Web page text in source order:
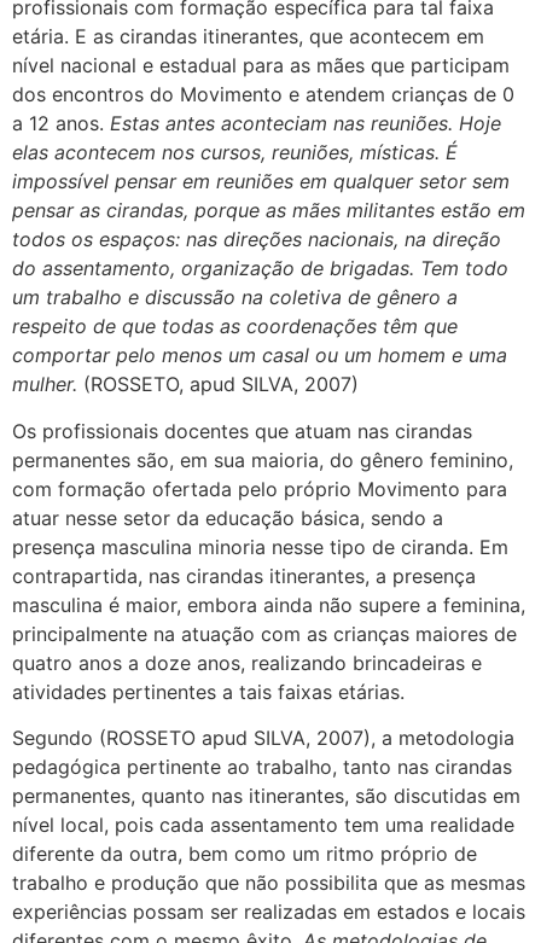
profissionais com formação específica para tal faixa
etária. E as cirandas itinerantes, que acontecem em
nível nacional e estadual para as mães que participam
dos encontros do Movimento e atendem crianças de 0
a 12 anos. Estas antes aconteciam nas reuniões. Hoje
elas acontecem nos cursos, reuniões, místicas. É
impossível pensar em reuniões em qualquer setor sem
pensar as cirandas, porque as mães militantes estão em
todos os espaços: nas direções nacionais, na direção
do assentamento, organização de brigadas. Tem todo
um trabalho e discussão na coletiva de gênero a
respeito de que todas as coordenações têm que
comportar pelo menos um casal ou um homem e uma
mulher. (ROSSETO, apud SILVA, 2007)
Os profissionais docentes que atuam nas cirandas
permanentes são, em sua maioria, do gênero feminino,
com formação ofertada pelo próprio Movimento para
atuar nesse setor da educação básica, sendo a
presença masculina minoria nesse tipo de ciranda. Em
contrapartida, nas cirandas itinerantes, a presença
masculina é maior, embora ainda não supere a feminina,
principalmente na atuação com as crianças maiores de
quatro anos a doze anos, realizando brincadeiras e
atividades pertinentes a tais faixas etárias.
Segundo (ROSSETO apud SILVA, 2007), a metodologia
pedagógica pertinente ao trabalho, tanto nas cirandas
permanentes, quanto nas itinerantes, são discutidas em
nível local, pois cada assentamento tem uma realidade
diferente da outra, bem como um ritmo próprio de
trabalho e produção que não possibilita que as mesmas
experiências possam ser realizadas em estados e locais